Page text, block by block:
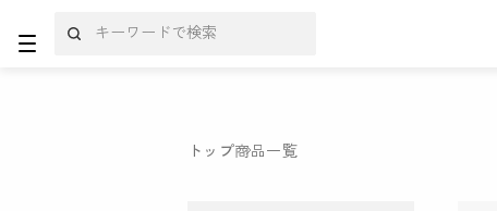
トップ商品一覧